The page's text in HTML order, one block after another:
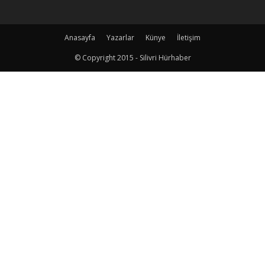
Anasayfa Yazarlar Künye
İletişim
© Copyright 2015 - Silivri Hürhaber